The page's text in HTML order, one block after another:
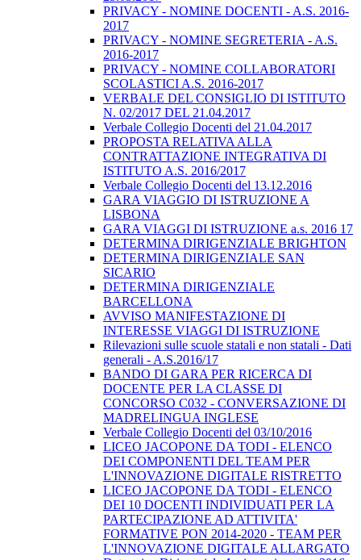
PRIVACY - NOMINE DOCENTI - A.S. 2016-
2017
PRIVACY - NOMINE SEGRETERIA - A.S.
2016-2017
PRIVACY - NOMINE COLLABORATORI
SCOLASTICI A.S. 2016-2017
VERBALE DEL CONSIGLIO DI ISTITUTO
N. 02/2017 DEL 21.04.2017
Verbale Collegio Docenti del 21.04.2017
PROPOSTA RELATIVA ALLA
CONTRATTAZIONE INTEGRATIVA DI
ISTITUTO A.S. 2016/2017
Verbale Collegio Docenti del 13.12.2016
GARA VIAGGIO DI ISTRUZIONE A
LISBONA
GARA VIAGGI DI ISTRUZIONE a.s. 2016 17
DETERMINA DIRIGENZIALE BRIGHTON
DETERMINA DIRIGENZIALE SAN
SICARIO
DETERMINA DIRIGENZIALE
BARCELLONA
AVVISO MANIFESTAZIONE DI
INTERESSE VIAGGI DI ISTRUZIONE
Rilevazioni sulle scuole statali e non statali - Dati
generali - A.S.2016/17
BANDO DI GARA PER RICERCA DI
DOCENTE PER LA CLASSE DI
CONCORSO C032 - CONVERSAZIONE DI
MADRELINGUA INGLESE
Verbale Collegio Docenti del 03/10/2016
LICEO JACOPONE DA TODI - ELENCO
DEI COMPONENTI DEL TEAM PER
L'INNOVAZIONE DIGITALE RISTRETTO
LICEO JACOPONE DA TODI - ELENCO
DEI 10 DOCENTI INDIVIDUATI PER LA
PARTECIPAZIONE AD ATTIVITA'
FORMATIVE PON 2014-2020 - TEAM PER
L'INNOVAZIONE DIGITALE ALLARGATO